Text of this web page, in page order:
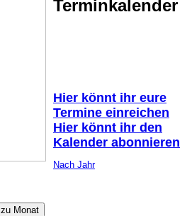
Terminkalender
Hier könnt ihr eure
Termine einreichen
Hier könnt ihr den
Kalender abonnieren
Nach Jahr
Monat